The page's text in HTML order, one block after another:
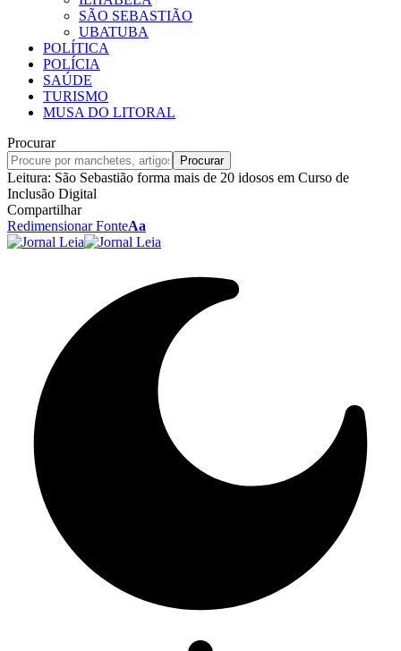
SÃO SEBASTIÃO
UBATUBA
POLÍTICA
POLÍCIA
SAÚDE
TURISMO
MUSA DO LITORAL
Procurar
Leitura: São Sebastião forma mais de 20 idosos em Curso de
Inclusão Digital
Compartilhar
Redimensionar FonteAa